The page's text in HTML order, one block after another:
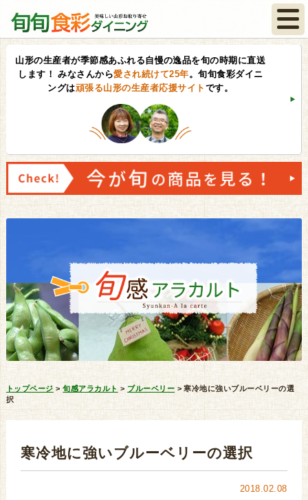
山形の生産者が季節感あふれる自慢の逸品を旬の時期に直送
します！ みなさんから愛され続けて25年。旬旬食彩ダイニ
ングは頑張る山形の生産者応援サイト です。
トップページ >旬感アラカルト > ブルーベリー >寒冷地に強いブルーベリーの選
択
寒冷地に強いブルーベリーの選択
2018.02.08